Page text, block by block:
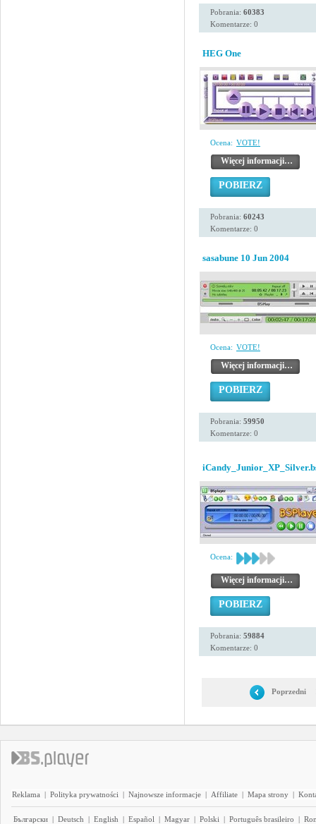
Pobrania: 60383
Komentarze: 0
HEG One
Ocena: VOTE!
Więcej informacji…
POBIERZ
Pobrania: 60243
Komentarze: 0
sasabune 10 Jun 2004
Ocena: VOTE!
Więcej informacji…
POBIERZ
Pobrania: 59950
Komentarze: 0
Ocena:
Więcej informacji…
POBIERZ
Pobrania: 59884
Komentarze: 0
Poprzedni
Reklama | Polityka prywatności | Najnowsze informacje | Affiliate | Mapa strony |
Български | Deutsch | English | Español | Magyar | Polski | Português brasileiro |